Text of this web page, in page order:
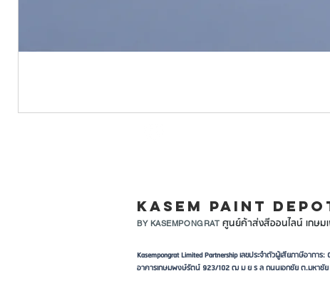
KASEM PAINT
BY KASEMPONGRAT ศูนย์ค้าส่งสีออนไลน์ เกษม
Kasempongrat Limited Partnership เลขประจำตัวผู้เสียภาษีอากา
อาคารเกษมพงษ์รัตน์ 923/102 ฒ ม ย ร ล ถนนเอกชัย ต.มหาชั